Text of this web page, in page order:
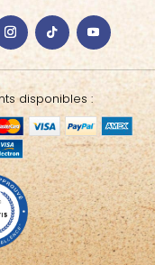
disponibles :